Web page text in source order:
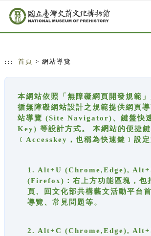
跳到主要內容
網站導覽
::: 首頁 > 網站導覽
本網站依照「無障礙網頁開發規範
循無障礙網站設計之規範提供網頁
站導覽 (Site Navigator)、鍵盤快
Key) 等設計方式。 本網站的便捷鍵
﹝Accesskey，也稱為快速鍵﹞設定
1. Alt+U (Chrome,Edge),
(Firefox)：右上方功能區塊，包
頁、回文化部共構藝文活動平台
導覽、常見問題等。
2. Alt+C (Chrome,Edge),